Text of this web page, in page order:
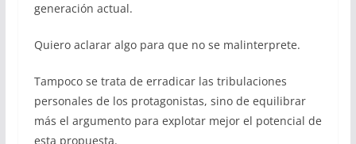
generación actual.
Quiero aclarar algo para que no se malinterprete.
Tampoco se trata de erradicar las tribulaciones
personales de los protagonistas, sino de equilibrar
más el argumento para explotar mejor el potencial de
esta propuesta.